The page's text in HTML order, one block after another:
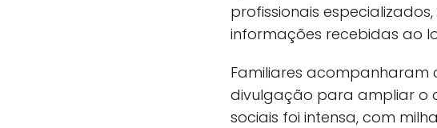
profissionais
informações recebidas ao
Familiares
divulgação para ampliar o
sociais foi intensa, com